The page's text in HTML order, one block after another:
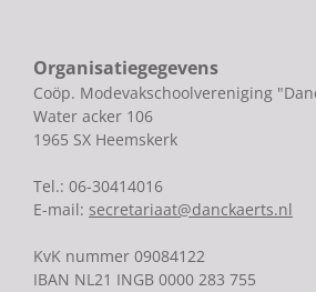
Organisatiegegevens
Coöp. Modevakschoolvereniging
Water acker 106
1965 SX Heemskerk
Tel.: 06-30414016
E-mail: secretariaat@danckaerts.nl
KvK nummer 09084122
IBAN NL21 INGB 0000 283 755